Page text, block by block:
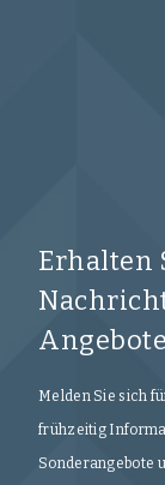
Erhalten
Angebote
Melden Sie sich
frühzeitig
Sonderangebote